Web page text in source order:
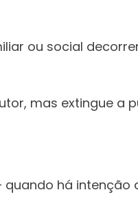
ou social
mas extingue a
há